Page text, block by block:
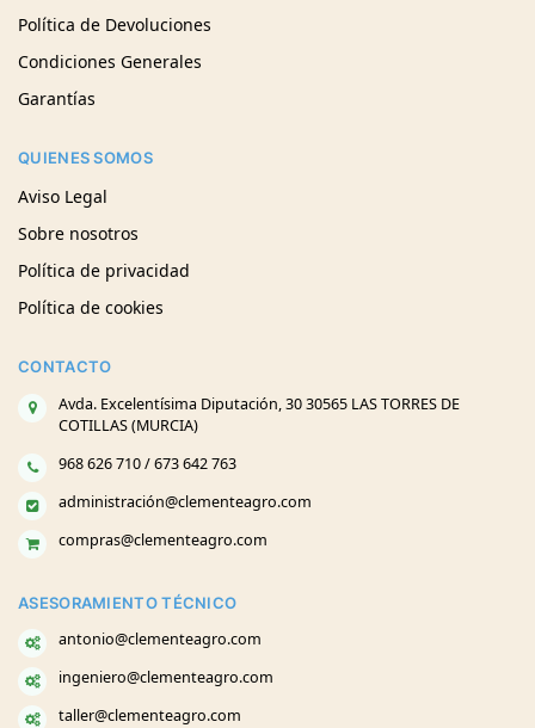
Política de Devoluciones
Condiciones Generales
Garantías
QUIENES SOMOS
Aviso Legal
Sobre nosotros
Política de privacidad
Política de cookies
CONTACTO
Avda. Excelentísima Diputación, 30 30565 LAS TORRES DE
COTILLAS (MURCIA)
968 626 710 / 673 642 763
administración@clementeagro.com
compras@clementeagro.com
ASESORAMIENTO TÉCNICO
antonio@clementeagro.com
ingeniero@clementeagro.com
taller@clementeagro.com